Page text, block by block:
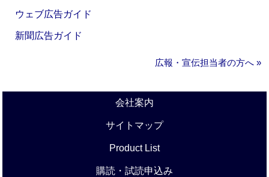
ウェブ広告ガイド
新聞広告ガイド
広報・宣伝担当者の方へ »
会社案内
サイトマップ
Product List
購読・試読申込み